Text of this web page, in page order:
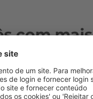
com mais
desde o